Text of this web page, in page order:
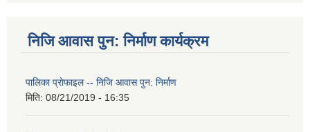
निजि आवास पुन: निर्माण कार्यक्रम
पालिका प्राेफाइल -- निजि आवास पुन: निर्माण
मिति: 08/21/2019 - 16:35